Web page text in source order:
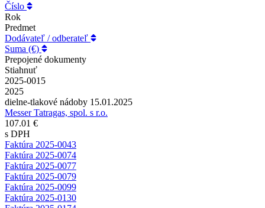
Číslo
Rok
Predmet
Dodávateľ / odberateľ
Suma (€)
Prepojené dokumenty
Stiahnuť
2025-0015
2025
dielne-tlakové nádoby 15.01.2025
Messer Tatragas, spol. s r.o.
107.01 €
s DPH
Faktúra 2025-0043
Faktúra 2025-0074
Faktúra 2025-0077
Faktúra 2025-0079
Faktúra 2025-0099
Faktúra 2025-0130